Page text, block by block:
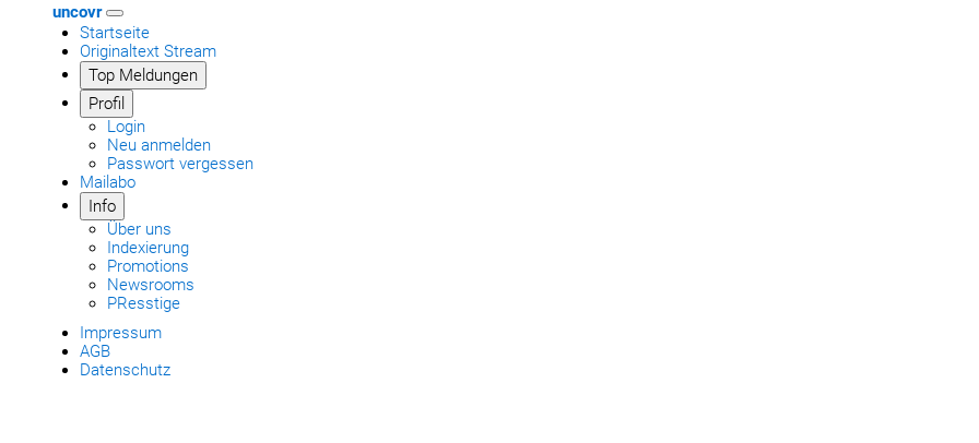
uncovr
Startseite
Originaltext Stream
Top Meldungen
Profil
Login
Neu anmelden
Passwort vergessen
Mailabo
Info
Über uns
Indexierung
Promotions
Newsrooms
PResstige
Impressum
AGB
Datenschutz